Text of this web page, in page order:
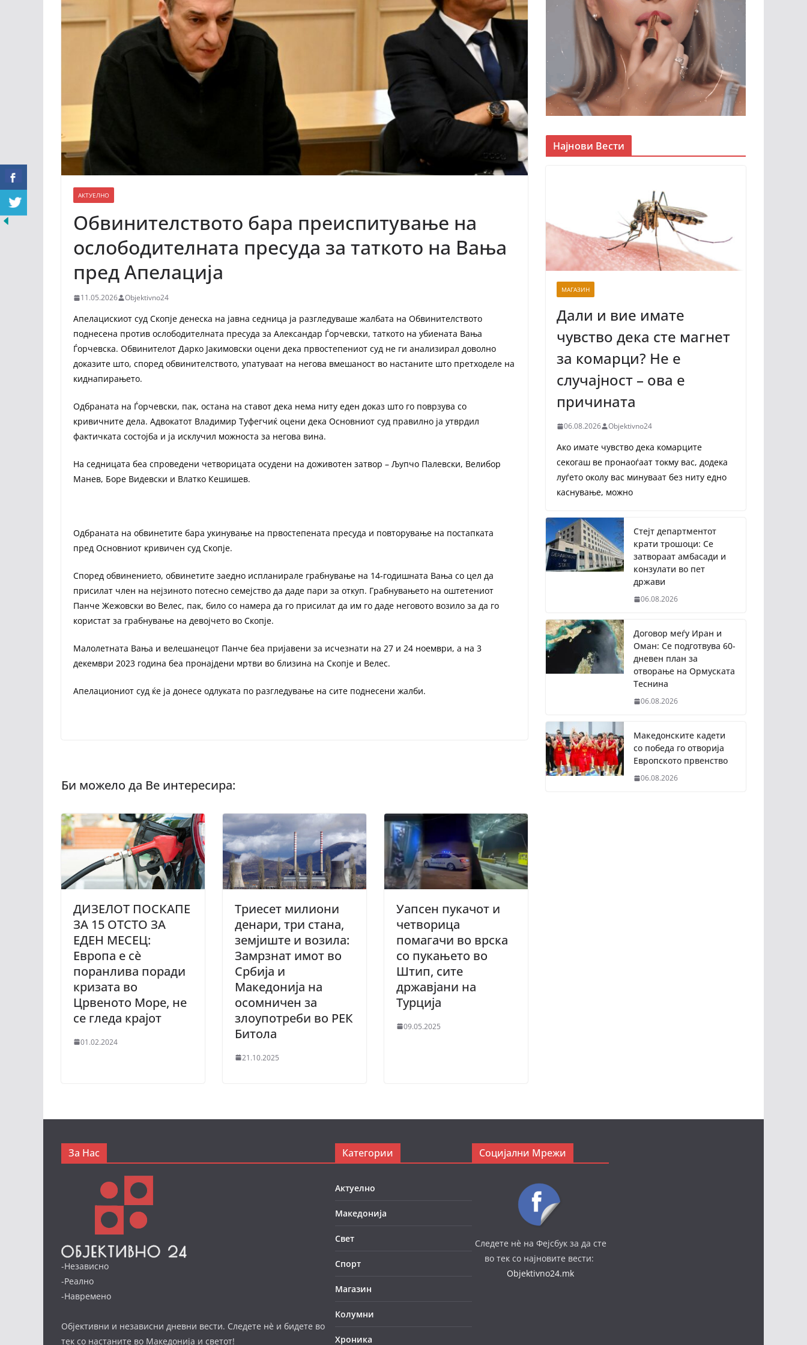
АКТУЕЛНО
Обвинителството бара преиспитување на
ослободителната пресуда за таткото на Вања
пред Апелација
11.05.2026 Objektivno24
Апелацискиот суд Скопје денеска на јавна седница ја разгледуваше жалбата на Обвинителството
поднесена против ослободителната пресуда за Александар Ѓорчевски, таткото на убиената Вања
Ѓорчевска. Обвинителот Дарко Јакимовски оцени дека првостепениот суд не ги анализирал доволно
доказите што, според обвинителството, упатуваат на негова вмешаност во настаните што претходеле на
киднапирањето.
Одбраната на Ѓорчевски, пак, остана на ставот дека нема ниту еден доказ што го поврзува со
кривичните дела. Адвокатот Владимир Туфегчиќ оцени дека Основниот суд правилно ја утврдил
фактичката состојба и ја исклучил можноста за негова вина.
На седницата беа спроведени четворицата осудени на доживотен затвор – Љупчо Палевски, Велибор
Манев, Боре Видевски и Влатко Кешишев.
Одбраната на обвинетите бара укинување на првостепената пресуда и повторување на постапката
пред Основниот кривичен суд Скопје.
Според обвинението, обвинетите заедно испланирале грабнување на 14-годишната Вања со цел да
присилат член на нејзиното потесно семејство да даде пари за откуп. Грабнувањето на оштетениот
Панче Жежовски во Велес, пак, било со намера да го присилат да им го даде неговото возило за да го
користат за грабнување на девојчето во Скопје.
Малолетната Вања и велешанецот Панче беа пријавени за исчезнати на 27 и 24 ноември, а на 3
декември 2023 година беа пронајдени мртви во близина на Скопје и Велес.
Апелациониот суд ќе ја донесе одлуката по разгледување на сите поднесени жалби.
ДИЗЕЛОТ ПОСКАПЕ
ЗА 15 ОТСТО ЗА
ЕДЕН МЕСЕЦ:
Европа е сè
поранлива поради
кризата во
Црвеното Море, не
се гледа крајот
01.02.2024
Триесет милиони
денари, три стана,
земјиште и возила:
Замрзнат имот во
Србија и
Македонија на
осомничен за
злоупотреби во РЕК
Битола
21.10.2025
Уапсен пукачот и
четворица
помагачи во врска
со пукањето во
Штип, сите
државјани на
Турција
09.05.2025
Најнови Вести
МАГАЗИН
Дали и вие имате
чувство дека сте магнет
за комарци? Не е
случајност – ова е
причината
06.08.2026 Objektivno24
Ако имате чувство дека комарците
секогаш ве пронаоѓаат токму вас, додека
луѓето околу вас минуваат без ниту едно
каснување, можно
Стејт департментот
крати трошоци: Се
затвораат амбасади и
конзулати во пет
држави
06.08.2026
Договор меѓу Иран и
Оман: Се подготвува 60-
дневен план за
отворање на Ормуската
Теснина
06.08.2026
Македонските кадети
со победа го отворија
Европското првенство
06.08.2026
За Нас
-Независно
-Реално
-Навремено
Објективни и независни дневни вести. Следете нè и бидете во
тек со настаните во Македонија и светот!
Категории
Актуелно
Македонија
Свет
Спорт
Магазин
Колумни
Хроника
Социјални Мрежи
Следете нè на Фејсбук за да сте
во тек со најновите вести:
Objektivno24.mk